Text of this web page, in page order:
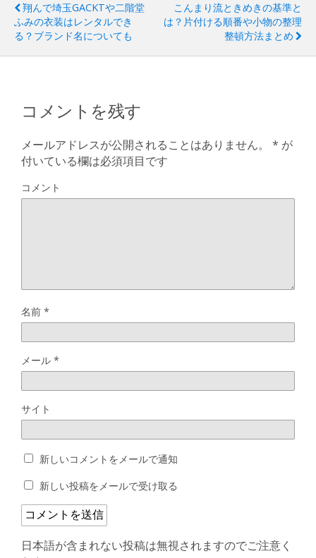
翔んで埼玉GACKTや二階堂
ふみの衣装はレンタルでき
る？ブランド名についても
こんまり流ときめきの基準と
は？片付ける順番や小物の整理
整頓方法まとめ
コメントを残す
メールアドレスが公開されることはありません。 * が
付いている欄は必須項目です
コメント
名前 *
メール *
サイト
新しいコメントをメールで通知
新しい投稿をメールで受け取る
日本語が含まれない投稿は無視されますのでご注意く